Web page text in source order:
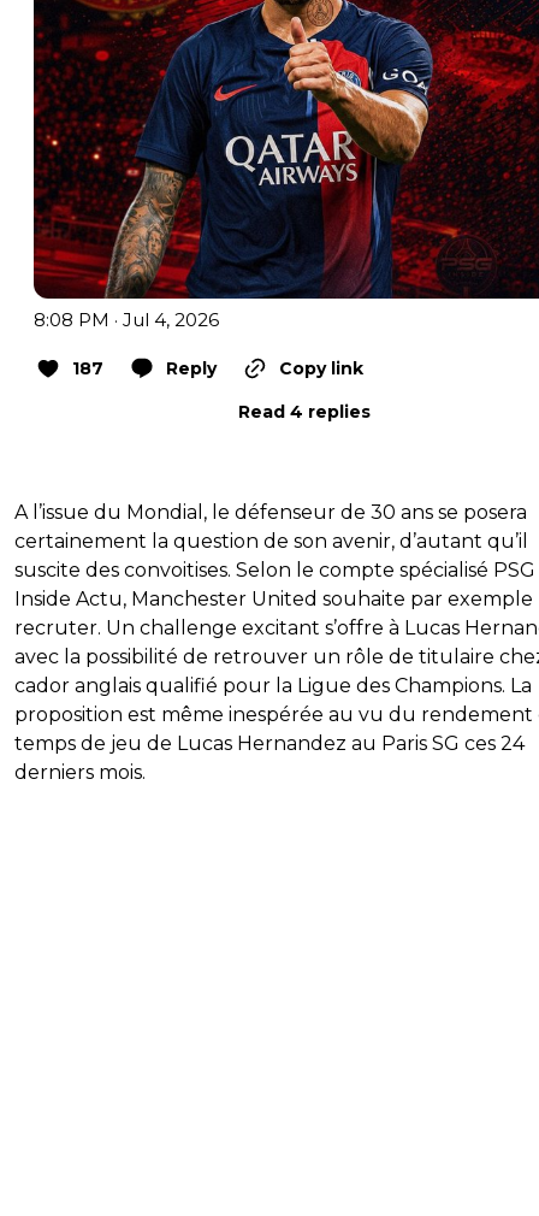
8:08 PM · Jul 4, 2026
187 Reply
Copy link
Read 4 replies
A l’issue du Mondial, le défenseur de 30 ans se posera
certainement la question de son avenir, d’autant qu’il
suscite des convoitises. Selon le compte spécialisé PSG
Inside Actu, Manchester United souhaite par exemple
recruter. Un challenge excitant s’offre à Lucas
avec la possibilité de retrouver un rôle de titulaire
cador anglais qualifié pour la Ligue des Champions. La
proposition est même inespérée au vu du
temps de jeu de Lucas Hernandez au Paris SG ces 24
derniers mois.